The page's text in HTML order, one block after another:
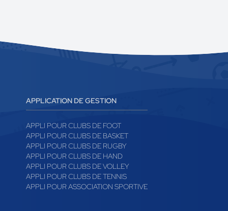
APPLICATION DE GESTION
APPLI POUR CLUBS DE FOOT
APPLI POUR CLUBS DE BASKET
APPLI POUR CLUBS DE RUGBY
APPLI POUR CLUBS DE HAND
APPLI POUR CLUBS DE VOLLEY
APPLI POUR CLUBS DE TENNIS
APPLI POUR ASSOCIATION SPORTIVE